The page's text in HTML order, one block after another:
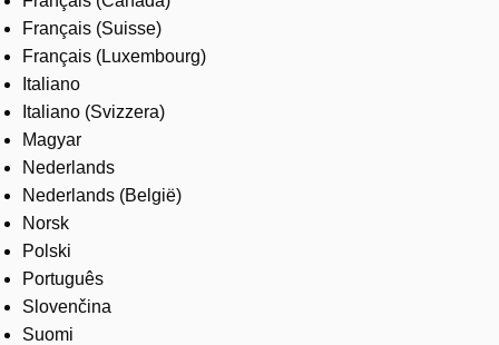
Français (Suisse)
Français (Luxembourg)
Italiano
Italiano (Svizzera)
Magyar
Nederlands
Nederlands (België)
Norsk
Polski
Português
Slovenčina
Suomi